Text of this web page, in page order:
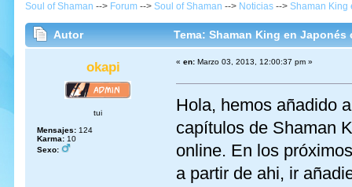
Soul of Shaman --> Forum --> Soul of Shaman --> Noticias --> Shaman King
Autor Tema: Shaman King en
okapi
tui
Mensajes: 124
Karma: 10
Sexo:
« en: Marzo 03, 2013, 12:00:37 pm »
Hola, hemos añadido
capítulos de Shaman
online. En los
a partir de ahi, ir